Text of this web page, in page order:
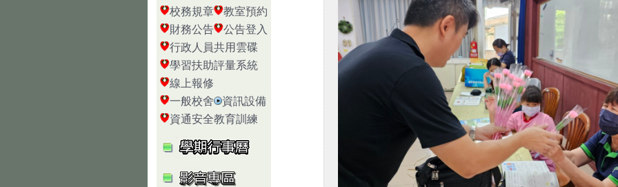
校務規章
教室預約
財務公告
公告登入
行政人員共用雲碟
學習扶助評量系統
線上報修
一般校舍
資訊設備
資通安全教育訓練